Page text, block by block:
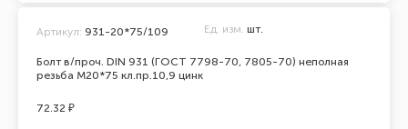
Болт в/проч. DIN 931 (ГОСТ 7798-70, 7805-70) неполная
резьба М20*75 кл.пр.10,9 цинк
Артикул: 931-20*75/109 Ед. изм. шт.
72.32 ₽